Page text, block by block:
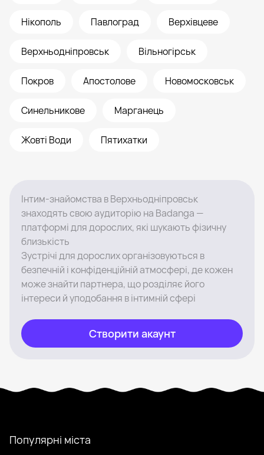
Нікополь Павлоград Верхівцеве
Верхньодніпровськ Вільногірськ
Покров Апостолове Новомосковськ
Синельникове Марганець
Жовті Води Пятихатки
Інтим-знайомства в Верхньодніпровськ
знаходять свою аудиторію на Badanga —
платформі для дорослих, які шукають фізичну
близькість
Зустрічі для дорослих організовуються в
безпечній і конфіденційній атмосфері, де кожен
може знайти партнера, що розділяє його
інтереси й уподобання в інтимній сфері
Створити акаунт
Популярні міста